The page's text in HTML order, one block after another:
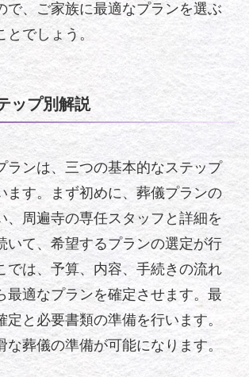
で、ご家族に最適なプランを選ぶ
でしょう。
ップ別解説
ランは、三つの基本的なステップ
ます。まず初めに、葬儀プランの
、周遍寺の専任スタッフと詳細を
いて、希望するプランの選定が行
では、予算、内容、手続きの流れ
最適なプランを確定させます。最
定と必要書類の準備を行います。
な葬儀の準備が可能になります。